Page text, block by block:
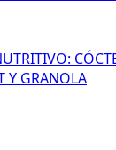
Y GRANOLA